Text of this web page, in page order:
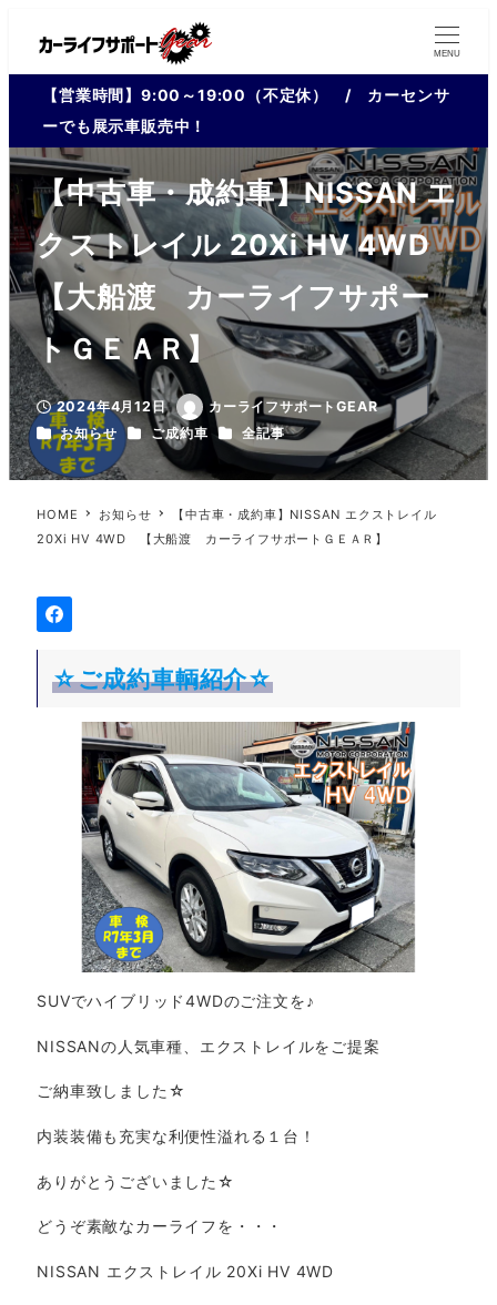
MENU
【営業時間】9:00～19:00（不定休） / カーセンサ
ーでも展示車販売中！
【中古車・成約車】NISSAN エ
クストレイル 20Xi HV 4WD
【大船渡 カーライフサポー
トＧＥＡＲ】
投稿日
2024年4月12日
著
者
カーライフサポートGEAR
カテゴリー
お知らせ カテゴリー
ご成約車 カテゴリー
全記事
HOME お知らせ
【中古車・成約車】NISSAN エクストレイル
20Xi HV 4WD 【大船渡 カーライフサポートＧＥＡＲ】
☆ご成約車輌紹介☆
SUVでハイブリッド4WDのご注文を♪
NISSANの人気車種、エクストレイルをご提案
ご納車致しました☆
内装装備も充実な利便性溢れる１台！
ありがとうございました☆
どうぞ素敵なカーライフを・・・
NISSAN エクストレイル 20Xi HV 4WD